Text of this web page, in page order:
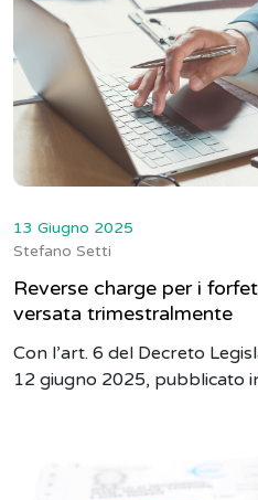
13 Giugno 2025
Stefano Setti
Reverse charge per i
versata trimestralmente
Con l’art. 6 del Decreto
12 giugno 2025, pubblicato